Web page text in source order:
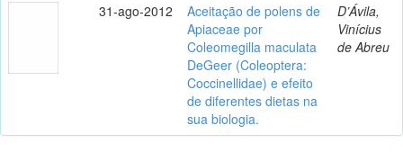
31-ago-2012
Aceitação de polens de
Apiaceae por
Coleomegilla maculata
DeGeer (Coleoptera:
Coccinellidae) e efeito
de diferentes dietas na
sua biologia.
D’Ávila,
Vinícius
de Abreu